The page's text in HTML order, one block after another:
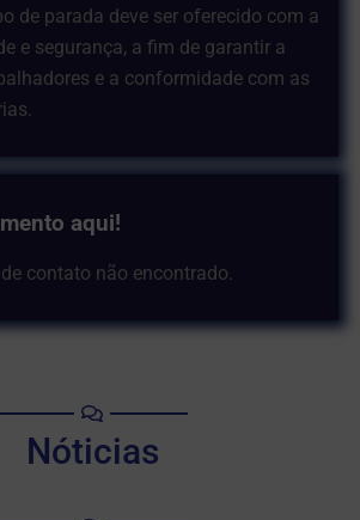
de parada deve ser oferecido com a
e segurança, a fim de garantir a
e a conformidade com as
aqui!
contato não encontrado.
Nóticias